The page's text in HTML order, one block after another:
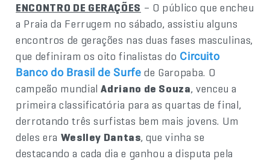
ENCONTRO DE GERAÇÕES – O público que encheu
a Praia da Ferrugem no sábado, assistiu alguns
encontros de gerações nas duas fases masculinas,
que definiram os oito finalistas do Circuito
Banco do Brasil de Surfe de Garopaba. O
campeão mundialAdriano de Souza, venceu a
primeira classificatória para as quartas de final,
derrotando três surfistas bem mais jovens. Um
deles era Weslley Dantas, que vinha se
destacando a cada dia e ganhou a disputa pela